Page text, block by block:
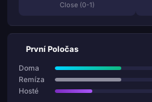
Close (0-1)
První Poločas
Doma
Remíza
Hosté